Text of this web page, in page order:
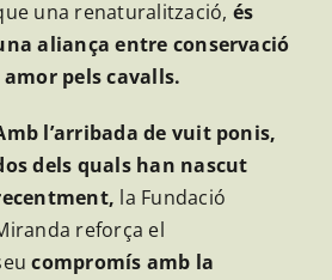
una renaturalització, és
aliança entre conservació
amor pels cavalls.
l’arribada de vuit ponis,
dels quals han nascut
la Fundació
reforça el
compromís amb la